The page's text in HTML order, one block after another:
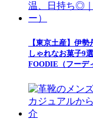
【東京土産】伊
しゃれなお菓子9
FOODIE（フーデ